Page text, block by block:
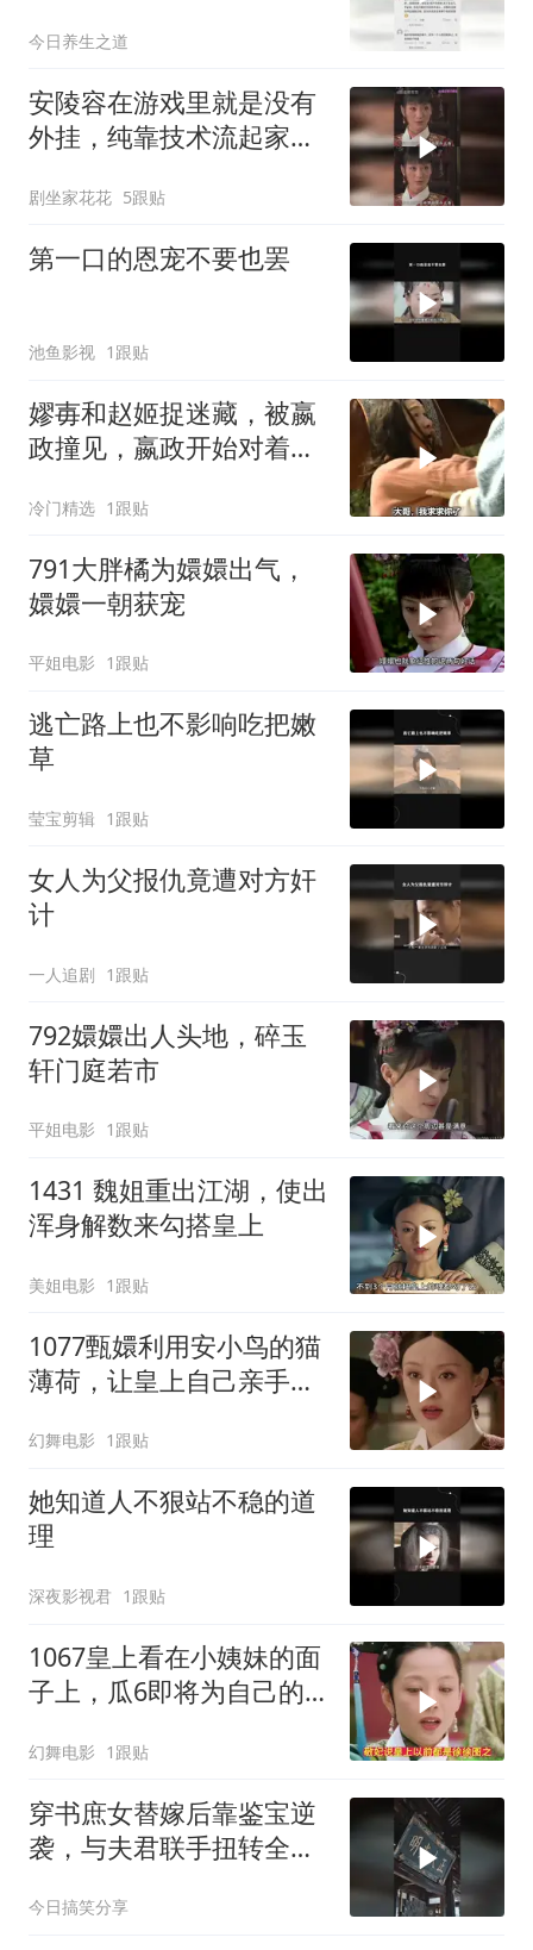
今日养生之道
安陵容在游戏里就是没有
外挂，纯靠技术流起家的
剧坐家花花 5跟贴
第一口的恩宠不要也罢
池鱼影视 1跟贴
嫪毐和赵姬捉迷藏，被嬴
政撞见，嬴政开始对着母
冷门精选 1跟贴
791大胖橘为嬛嬛出气，
嬛嬛一朝获宠
平姐电影 1跟贴
逃亡路上也不影响吃把嫩
草
莹宝剪辑 1跟贴
女人为父报仇竟遭对方奸
计
一人追剧 1跟贴
792嬛嬛出人头地，碎玉
轩门庭若市
平姐电影 1跟贴
1431 魏姐重出江湖，使出
浑身解数来勾搭皇上
美姐电影 1跟贴
1077甄嬛利用安小鸟的猫
薄荷，让皇上自己亲手杖
幻舞电影 1跟贴
她知道人不狠站不稳的道
理
深夜影视君 1跟贴
1067皇上看在小姨妹的面
子上，瓜6即将为自己的
幻舞电影 1跟贴
穿书庶女替嫁后靠鉴宝逆
袭，与夫君联手扭转全家
今日搞笑分享